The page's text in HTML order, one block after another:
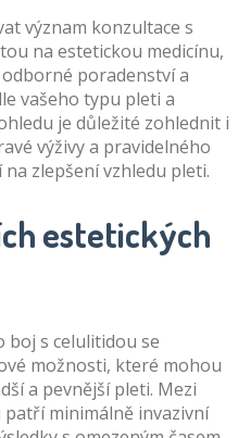
význam konzultace s
na estetickou medicínu,
poradenství a
vašeho typu pleti a
je důležité zohlednit i
výživy a pravidelného
zlepšení vzhledu pleti.
estetických
boj s celulitidou se
možnosti, které mohou
a pevnější pleti. Mezi
patří minimálně invazivní